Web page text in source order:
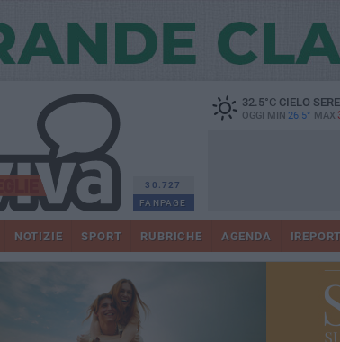
30.727
FANPAGE
32.5°CCIELO
OGGI MIN 26.5° MAX
NOTIZIE SPORT RUBRICHE AGENDA IREPORT